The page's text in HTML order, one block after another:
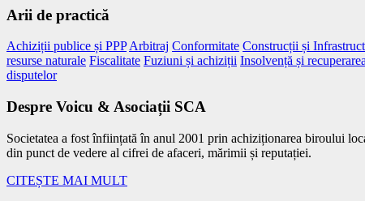
Arii de practică
Achiziții publice și PPP Arbitraj Conformitate Construcții și
resurse naturale Fiscalitate Fuziuni și achiziții Insolvență și
disputelor
Despre Voicu & Asociații SCA
Societatea a fost înființată în anul 2001 prin achiziționarea biroului
din punct de vedere al cifrei de afaceri, mărimii și reputației.
CITEȘTE MAI MULT